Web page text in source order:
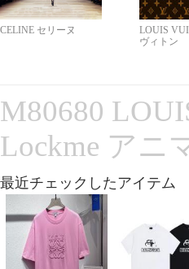
CELINE セリーヌ
LOUIS
ヴィトン
M80680
Lockme アニ
最近チェックしたアイテム